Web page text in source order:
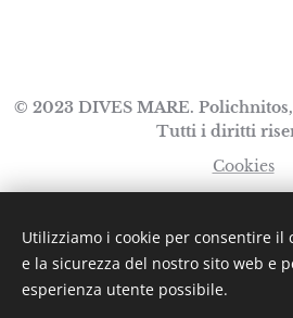
© 2023 DIVES MARE.
Tutti i diritti
Cookies
Ελληνικά
English
Utilizziamo i cookie per consentire
e la sicurezza del nostro sito web e
esperienza utente possibile.